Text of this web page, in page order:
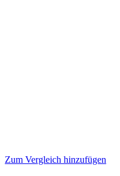
Zum Vergleich hinzufügen